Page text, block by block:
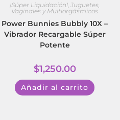
¡Súper Liquidación! Juguetes
Vaginales y Multiorgásmicos
Power Bunnies Bubbly 10X –
Vibrador Recargable Súper
Potente
$1,250.00
Añadir al carrito